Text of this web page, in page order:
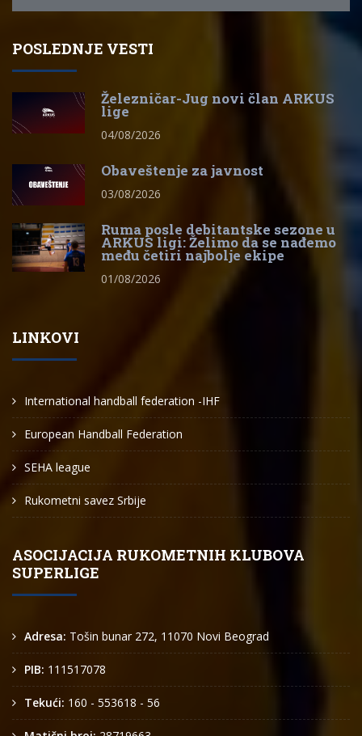
POSLEDNJE VESTI
Železničar-Jug novi član ARKUS
lige
04/08/2026
Obaveštenje za javnost
03/08/2026
Ruma posle debitantske sezone u
ARKUS ligi: Želimo da se nađemo
među četiri najbolje ekipe
01/08/2026
LINKOVI
International handball federation -IHF
European Handball Federation
SEHA league
Rukometni savez Srbije
ASOCIJACIJA RUKOMETNIH KLUBOVA
SUPERLIGE
Adresa: Tošin bunar 272, 11070 Novi Beograd
PIB: 111517078
Tekući: 160 - 553618 - 56